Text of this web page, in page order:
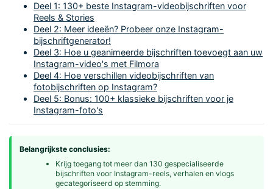
Deel 1: 130+ beste Instagram-videobijschriften voor
Reels & Stories
Deel 2: Meer ideeën? Probeer onze Instagram-
bijschriftgenerator!
Deel 3: Hoe u geanimeerde bijschriften toevoegt aan uw
Instagram-video's met Filmora
Deel 4: Hoe verschillen videobijschriften van
fotobijschriften op Instagram?
Deel 5: Bonus: 100+ klassieke bijschriften voor je
Instagram-foto's
Belangrijkste conclusies:
Krijg toegang tot meer dan 130 gespecialiseerde
bijschriften voor Instagram-reels, verhalen en vlogs
gecategoriseerd op stemming.